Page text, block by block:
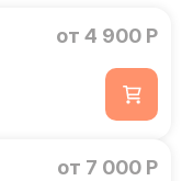
от 4 900 Р
от 7 000 Р